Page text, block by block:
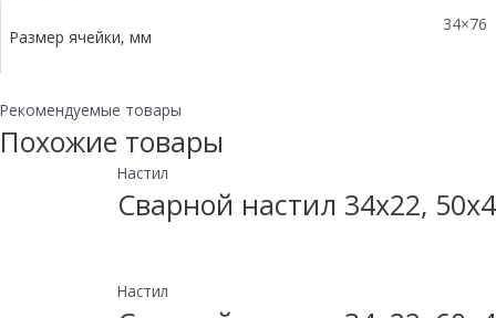
Размер ячейки, мм
34×76
Рекомендуемые товары
Похожие товары
Настил
Сварной настил 34х22, 50х4
Настил